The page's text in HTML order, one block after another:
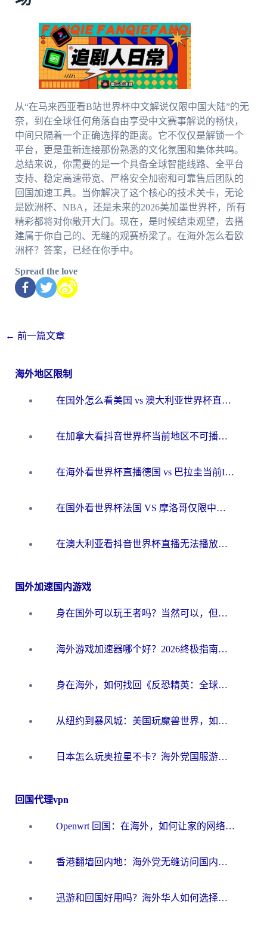
从“在马来西亚看B站世界杯中文解说仅限中国大陆”的无
奈，到在全球任何角落自由享受中文赛事解说的畅快，
中间只隔着一个正确选择的距离。它不仅仅是解锁一个
平台，更是重新连接那份熟悉的文化氛围和集体共鸣。
总结来说，你需要的是一个具备全球智能线路、全平台
支持、稳定高速带宽、严格安全加密和可靠售后团队的
回国加速工具。当你解决了这个核心的技术关卡，无论
是欧洲杯、NBA，还是未来的2026美加墨世界杯，所有
精彩都将对你敞开大门。现在，是时候结束观望，去搭
建属于你自己的、无缝的观赛桥梁了。在海外怎么看欧
洲杯？答案，已经在你手中。
Spread the love
← 前一篇文章
海外地区限制
在国外怎么看美国 vs 澳大利亚世界杯直播？海外党必藏的中文解说观赛指南
在加拿大看抖音世界杯当前地区不可播放？海外党体育观赛终极指南
在海外看世界杯直播德国 vs 巴拉圭当前IP受限制？这篇指南帮你轻松解决地区限制
在国外看世界杯法国 VS 摩洛哥仅限中国大陆？别让地域限制拦下你的欢呼
在澳大利亚看抖音世界杯直播无法播放？海外党体育观赛终极指南来了！
国外加速国内游戏
身在国外可以玩王者吗？当然可以，但你需要这份“加速”指南
海外游戏加速器哪个好？2026终极指南帮你畅玩国服+解决卡顿难题
身在海外，如何找回《反恐精英：全球攻势》国服的丝滑手感？一份给你的终极指南
从纽约到暴风城：美国玩魔兽世界，如何找到你的最佳网络航线
日本怎么玩奥拉星不卡？海外党国服游戏加速器选择全攻略
回国代理vpn
Openwrt 回国：在海外，如何让家的网络触手可及
香港翻墙回内地：海外党无缝访问国内资源的加速器选择全攻略
迅游和回国好用吗？海外华人如何选择靠谱的回国加速器